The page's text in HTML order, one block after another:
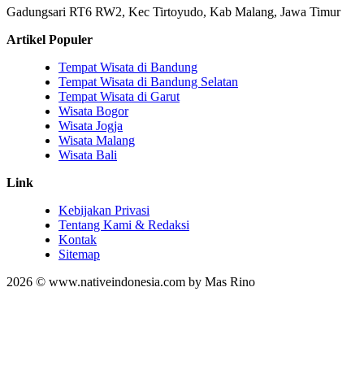
Gadungsari RT6 RW2, Kec Tirtoyudo, Kab Malang, Jawa Timur
Artikel Populer
Tempat Wisata di Bandung
Tempat Wisata di Bandung Selatan
Tempat Wisata di Garut
Wisata Bogor
Wisata Jogja
Wisata Malang
Wisata Bali
Link
Kebijakan Privasi
Tentang Kami & Redaksi
Kontak
Sitemap
2026 © www.nativeindonesia.com by Mas Rino